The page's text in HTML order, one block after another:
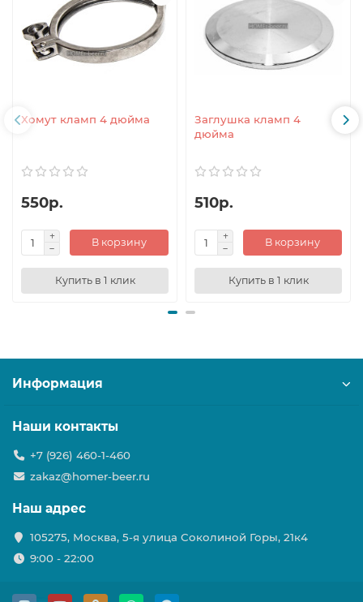
Хомут кламп 4 дюйма
550р.
В корзину
Купить в 1 клик
Заглушка кламп 4
дюйма
510р.
В корзину
Купить в 1 клик
Информация
Наши контакты
+7 (926) 460-1-460
zakaz@homer-beer.ru
Наш адрес
105275, Москва, 5-я улица Соколиной Горы, 21к4
9:00 - 22:00